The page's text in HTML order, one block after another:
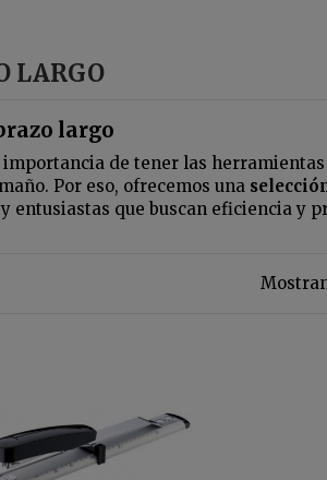
LARGO
largo
de tener las
Por eso, ofrecemos una
entusiastas que buscan eficiencia y